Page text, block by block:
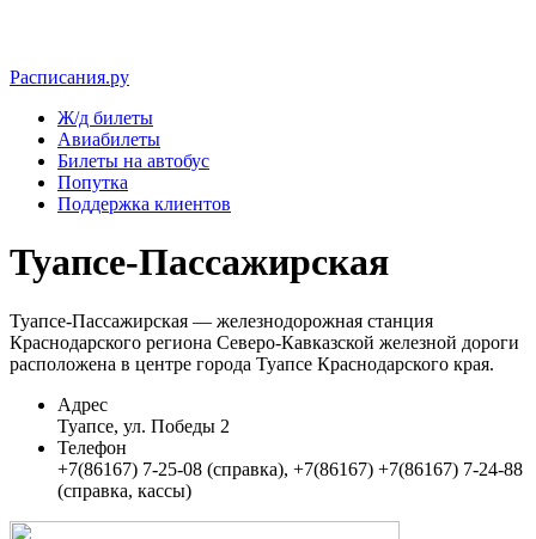
Расписания.ру
Ж/д билеты
Авиабилеты
Билеты на автобус
Попутка
Поддержка клиентов
Туапсе-Пассажирская
Туапсе-Пассажирская — железнодорожная станция
Краснодарского региона Северо-Кавказской железной дороги
расположена в центре города Туапсе Краснодарского края.
Адрес
Туапсе, ул. Победы 2
Телефон
+7(86167) 7-25-08 (справка), +7(86167) +7(86167) 7-24-88
(справка, кассы)